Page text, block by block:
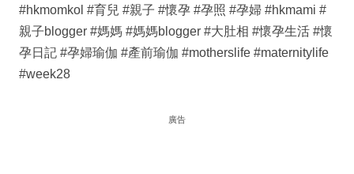
#hkmomkol​ #育兒​ #親子​ #懷孕​ #孕照​ #孕婦​ #hkmami​ #
親子blogger​ #媽媽​ #媽媽blogger​ #大肚相​ #懷孕生活​ #懷
孕日記​ #孕婦瑜伽​ #產前瑜伽​ #motherslife​ #maternitylife​
#week28
廣告